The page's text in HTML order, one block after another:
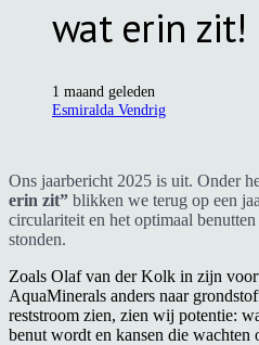
wat erin zit!
1 maand geleden
Esmiralda Vendrig
Ons jaarbericht 2025 is uit. Onder
erin zit” blikken we terug op een
circulariteit en het optimaal
stonden.
Zoals Olaf van der Kolk in zijn
AquaMinerals anders naar
reststroom zien, zien wij potentie:
benut wordt en kansen die wachten